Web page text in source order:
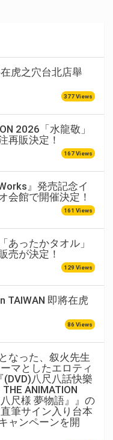
虎之穴台北店舉
377 Views
2026「水龍敬」
再販決定！
167 Views
』発売記念イ
会館で開催決定！
161 Views
あったかタオル」
売が決定！
129 Views
TAIWAN 即將在虎
86 Views
なった、叙火先生
マとしたエロティ
八尺八話快樂
ANIMATION
尺様 夢物語』』の
筆サイン入り台本
ャンペーンを開